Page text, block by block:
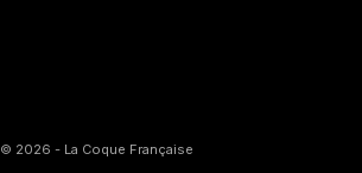
© 2026 - La Coque Française